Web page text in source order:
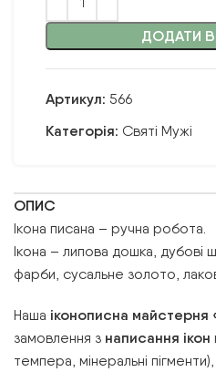
ДОДАТИ
Артикул: 566
Категорія: Святі Мужі
ОПИС
Ікона писана – ручна робота.
Ікона – липова дошка, дубові
фарби, сусальне золото,
Наша іконописна майстерня
замовлення з написання ікон
темпера, мінеральні